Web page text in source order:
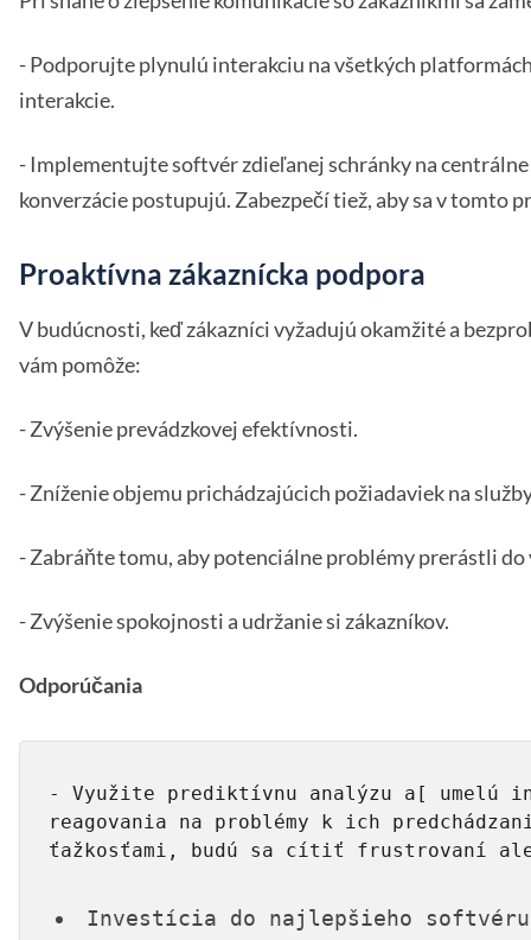
- Podporujte plynulú interakciu na všetkých
interakcie.
- Implementujte softvér zdieľanej schránky na
konverzácie postupujú. Zabezpečí tiež, aby sa v tomto
Proaktívna zákaznícka podpora
V budúcnosti, keď zákazníci vyžadujú okamžité a
vám pomôže:
- Zvýšenie prevádzkovej efektívnosti.
- Zníženie objemu prichádzajúcich požiadaviek na
- Zabráňte tomu, aby potenciálne problémy prerástli
- Zvýšenie spokojnosti a udržanie si zákazníkov.
Odporúčania
- Využite prediktívnu analýzu a[ umelú
reagovania na problémy k ich
Investícia do najlepšieho softvéru